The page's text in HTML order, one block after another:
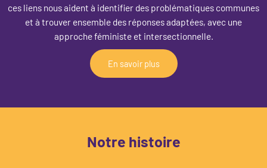
ces liens nous aident à identifier des problématiques communes
et à trouver ensemble des réponses adaptées, avec une
approche féministe et intersectionnelle.
En savoir plus
Notre histoire